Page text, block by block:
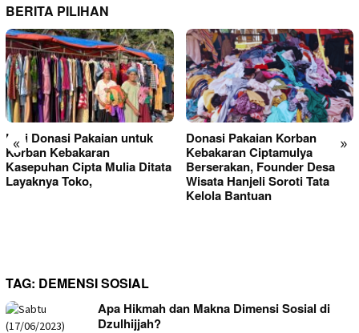
BERITA PILIHAN
« »
Kini Donasi Pakaian untuk
Korban Kebakaran
Kasepuhan Cipta Mulia Ditata
Layaknya Toko,
Donasi Pakaian Korban
Kebakaran Ciptamulya
Berserakan, Founder Desa
Wisata Hanjeli Soroti Tata
Kelola Bantuan
TAG: DEMENSI SOSIAL
Apa Hikmah dan Makna Dimensi Sosial di
Dzulhijjah?